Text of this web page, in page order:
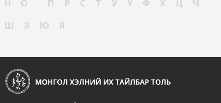
Н
О П Р С Т У Ү Ф Х Ц
Ч
Ш
Э Ю Я